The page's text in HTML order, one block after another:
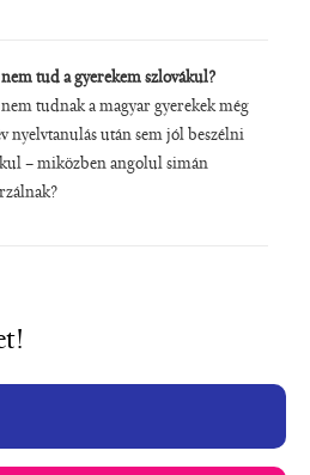
tud a gyerekem szlovákul?
tudnak a magyar gyerekek még
nyelvtanulás után sem jól beszélni
– miközben angolul simán